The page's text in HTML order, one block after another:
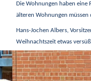
Die Wohnungen haben eine
älteren Wohnungen
Hans-Jochen Albers,
Weihnachtszeit etwas